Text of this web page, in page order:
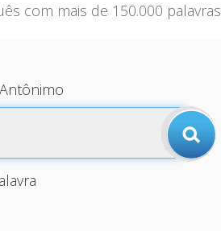
com mais de 150.000 palavras
Antônimo